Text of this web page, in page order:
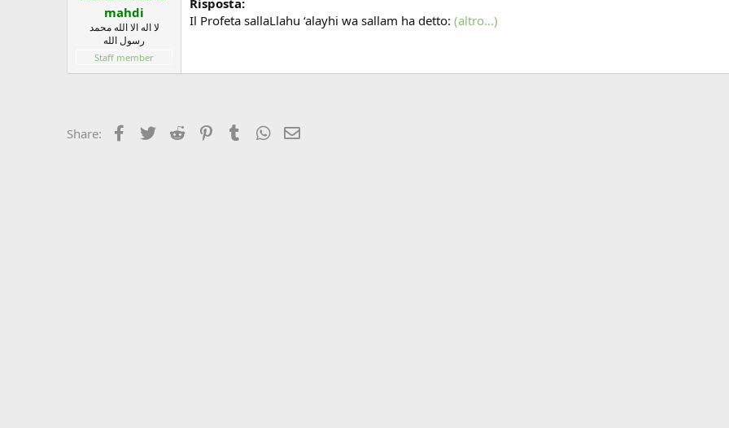
mahdi
لا اله الا الله محمد
رسول الله
Staff member
Risposta:
Il Profeta sallaLlahu ‘alayhi wa sallam ha detto: (altro…)
Share: Facebook
Twitter Reddit PinterestTumblrWhatsApp